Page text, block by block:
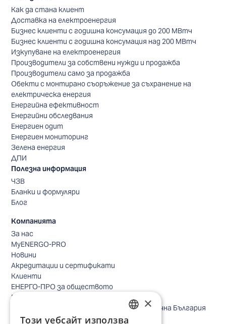
Как да стана клиент
Доставка на електроенергия
Бизнес клиенти с годишна консумация до 200 МВтч
Бизнес клиенти с годишна консумация над 200 МВтч
Изкупуване на електроенергия
Производители за собствени нужди и продажба
Производители само за продажба
Обекти с монтирано съоръжение за съхранение на
електрическа енергия
Енергийна ефективност
Енергийни обследвания
Енергиен одит
Енергиен мониторинг
Зелена енергия
ДПИ
Полезна информация
ЧЗВ
Бланки и формуляри
Блог
Компанията
За нас
MyENERGO-PRO
Новини
Акредитации и сертификати
Клиенти
ЕНЕРГО-ПРО за обществото
Реализирани проекти
Безопасно небе за птиците в Североизточна България
Безопасност
×
Този уебсайт използва